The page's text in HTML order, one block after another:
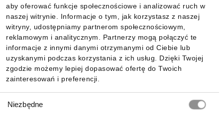
aby oferować funkcje społecznościowe i analizować ruch w
naszej witrynie. Informacje o tym, jak korzystasz z naszej
witryny, udostępniamy partnerom społecznościowym,
reklamowym i analitycznym. Partnerzy mogą połączyć te
informacje z innymi danymi otrzymanymi od Ciebie lub
uzyskanymi podczas korzystania z ich usług. Dzięki Twojej
zgodzie możemy lepiej dopasować ofertę do Twoich
zainteresowań i preferencji.
zgody
Niezbędne
Informacje
Pobierz naszą aplikację mobilną: